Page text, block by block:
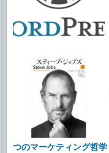
つのマーケティング哲学